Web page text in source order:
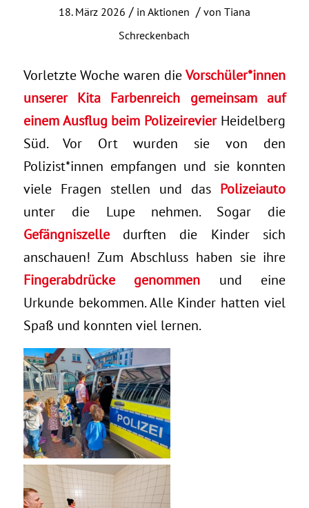
18. März 2026 / in Aktionen / von Tiana
Schreckenbach
Vorletzte Woche waren dieVorschüler*innen
unserer Kita Farbenreich gemeinsam auf
einem Ausflug beim PolizeirevierHeidelberg
Süd. Vor Ort wurden sie von den
Polizist*innen empfangen und sie konnten
viele Fragen stellen und das Polizeiauto
unter die Lupe nehmen. Sogar die
Gefängniszelledurften die Kinder sich
anschauen! Zum Abschluss haben sie ihre
Fingerabdrücke genommen und eine
Urkunde bekommen. Alle Kinder hatten viel
Spaß und konnten viel lernen.